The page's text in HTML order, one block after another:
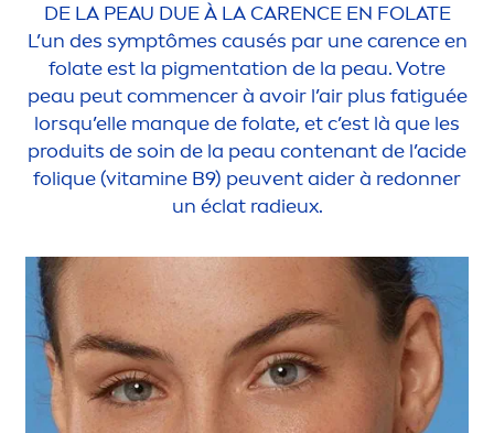
DE LA PEAU DUE À LA CARENCE EN FOLATE
L’un des symptômes causés par unecarence en
folate est la pigmentation de la peau. Votre
peau peut commencer à avoir l’air plus fatiguée
lorsqu’elle manque de folate, et c’est là que les
produits de soin de la peau contenant de l’acide
folique (vitamine B9) peuvent aider à redonner
un éclat radieux.